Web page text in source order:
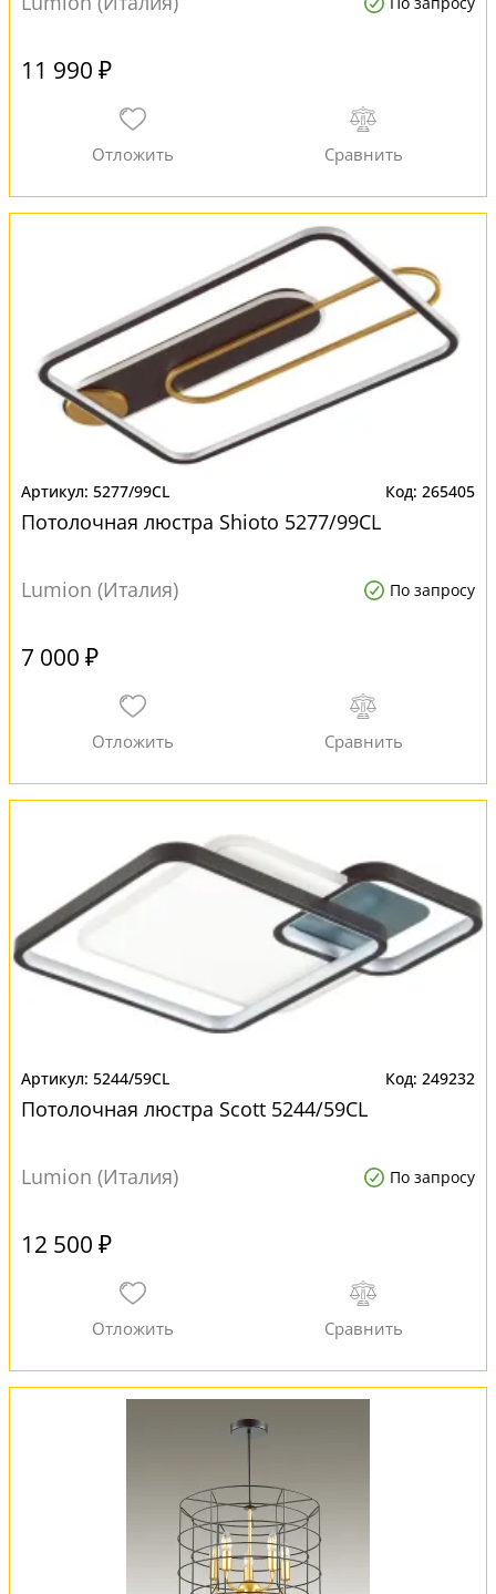
11 990 ₽
5277/99CL 265405
Потолочная люстра Shioto 5277/99CL
Lumion (Италия) По запросу
7 000 ₽
5244/59CL 249232
Потолочная люстра Scott 5244/59CL
Lumion (Италия) По запросу
12 500 ₽